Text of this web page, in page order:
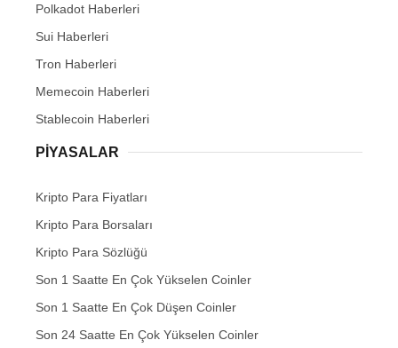
Polkadot Haberleri
Sui Haberleri
Tron Haberleri
Memecoin Haberleri
Stablecoin Haberleri
PIYASALAR
Kripto Para Fiyatları
Kripto Para Borsaları
Kripto Para Sözlüğü
Son 1 Saatte En Çok Yükselen Coinler
Son 1 Saatte En Çok Düşen Coinler
Son 24 Saatte En Çok Yükselen Coinler